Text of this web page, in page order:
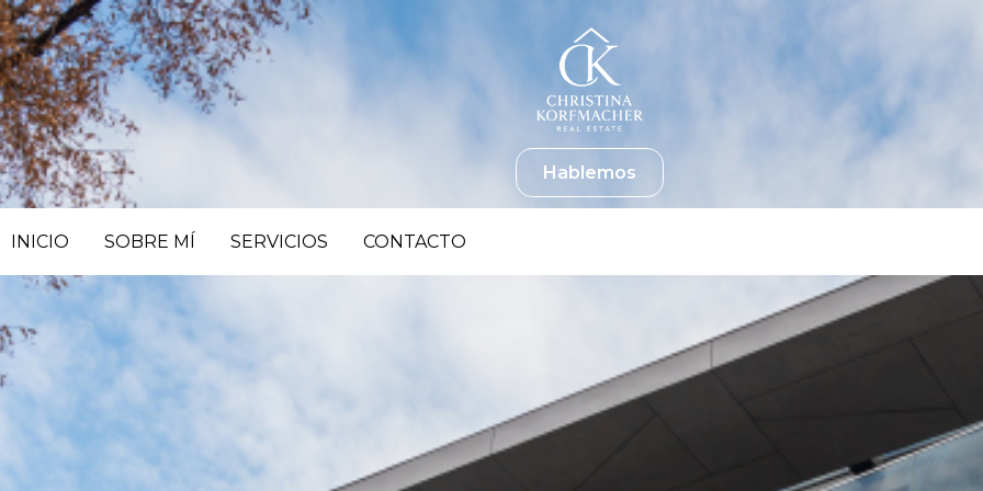
Hablemos
INICIO SOBRE MÍ SERVICIOS CONTACTO